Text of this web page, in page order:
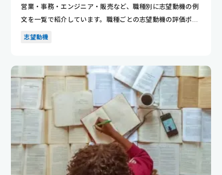
営業・事務・エンジニア・販売など、職種別に志望動機の例
文を一覧で紹介しています。職種ごとの志望動機の評価ポイ
ントが分かり...
志望動機